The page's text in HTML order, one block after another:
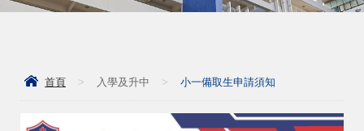
首頁 > 入學及升中 > 小一備取生申請須知